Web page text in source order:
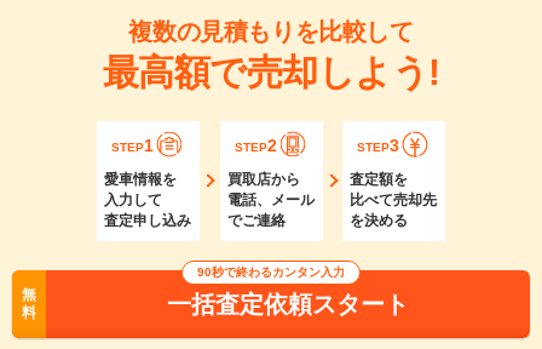
複数の見積もりを比較して
最高額で売却しよう!
STEP1
愛車情報を
入力して
査定申し込み
STEP2
買取店から
電話、メール
でご連絡
STEP3
査定額を
比べて売却先
を決める
無
料
90秒で終わるカンタン入力
一括査定依頼スタート